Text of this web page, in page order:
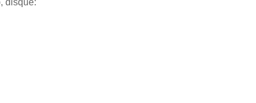
disque: